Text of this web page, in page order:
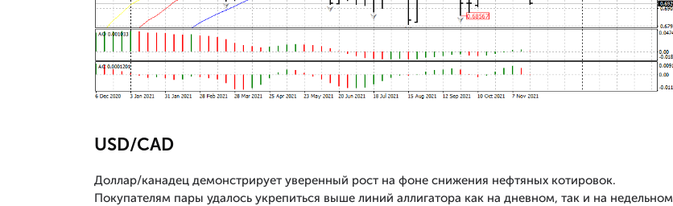
USD/CAD
Доллар/канадец демонстрирует уверенный рост на фоне снижения нефтяных котировок.
Покупателям пары удалось укрепиться выше линий аллигатора как на дневном, так и на недельном